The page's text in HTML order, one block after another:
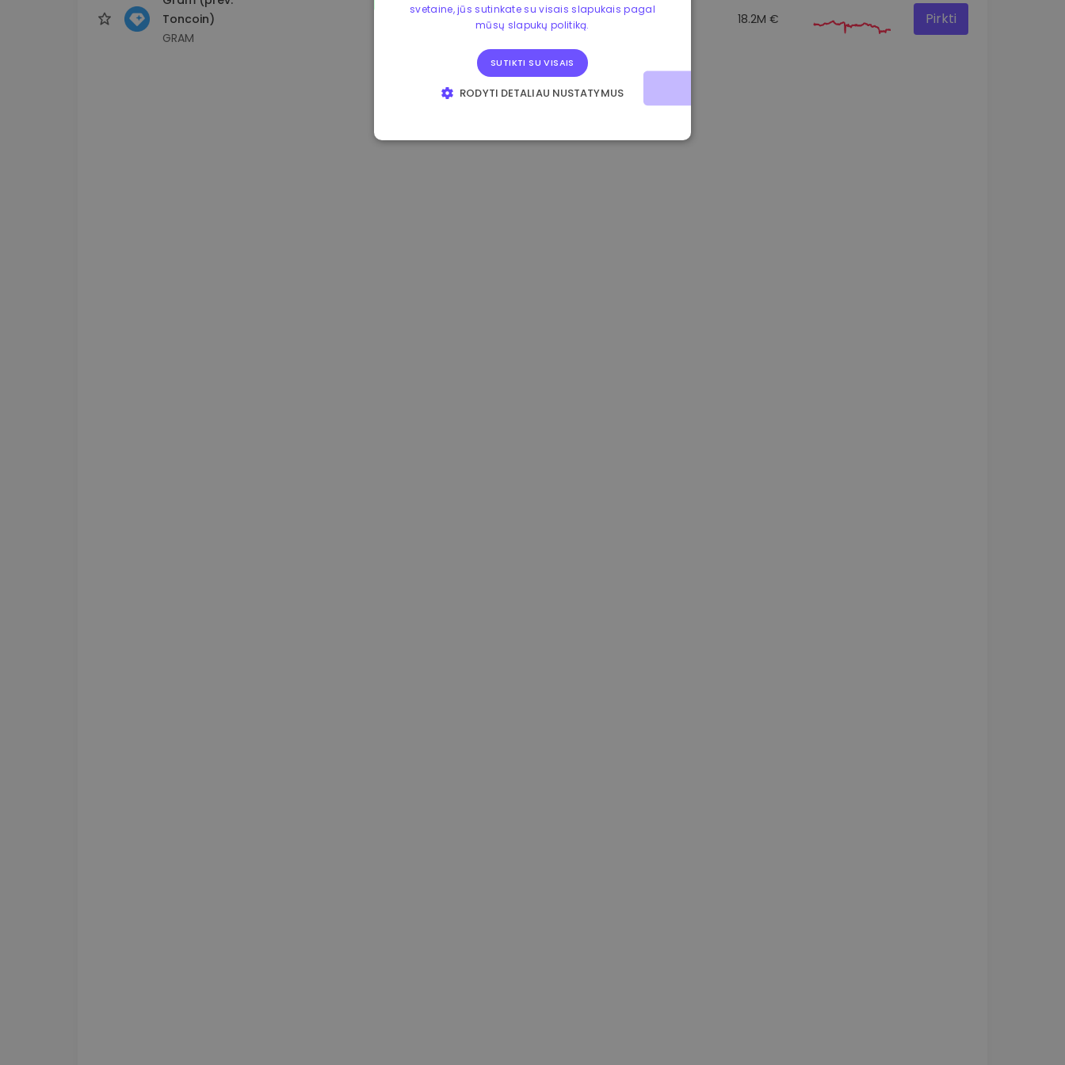
Toncoin)
GRAM
1.170000 € +2.60% 3.2B € 18.2M € Pirkti
svetaine, jūs sutinkate su visais slapukais pagal
mūsų slapukų politiką.
SUTIKTI SU VISAIS
RODYTI DETALIAU NUSTATYMUS